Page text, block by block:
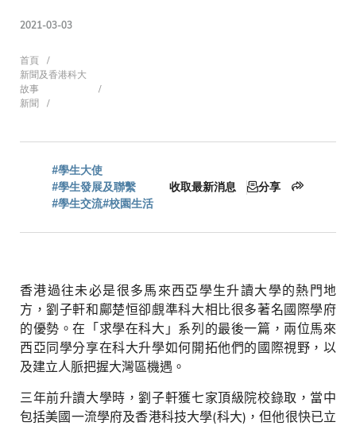
2021-03-03
導
航
連
結
首頁
新聞及香港科大
故事
新聞
#學生大使
#學生發展及聯繫
#學生交流#校園生活
收取最新消息 分享
香港過往未必是很多馬來西亞學生升讀大學的熱門地
方，劉子軒和鄺楚恒卻覻準科大相比很多著名國際學府
的優勢。在「求學在科大」系列的最後一篇，兩位馬來
西亞同學分享在科大升學如何開拓他們的國際視野，以
及建立人脈把握大灣區機遇。
三年前升讀大學時，劉子軒獲七家頂級院校錄取，當中
包括美國一流學府及香港科技大學(科大) ，但他很快已立